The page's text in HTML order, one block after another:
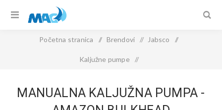
Početna stranica / Brendovi / Jabsco /
Kaljužne pumpe /
MANUALNA KALJUŽNA PUMPA -